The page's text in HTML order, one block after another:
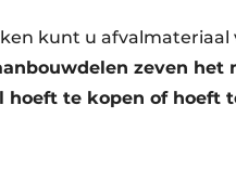
kunt u
zeven het
te kopen of hoeft